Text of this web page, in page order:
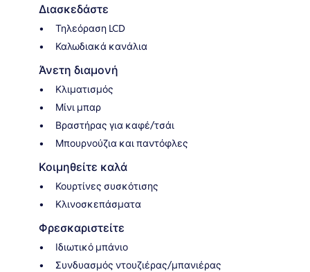
Διασκεδάστε
Τηλεόραση LCD
Καλωδιακά κανάλια
Άνετη διαμονή
Κλιματισμός
Μίνι μπαρ
Βραστήρας για καφέ/τσάι
Μπουρνούζια και παντόφλες
Κοιμηθείτε καλά
Κουρτίνες συσκότισης
Κλινοσκεπάσματα
Φρεσκαριστείτε
Ιδιωτικό μπάνιο
Συνδυασμός ντουζιέρας/μπανιέρας